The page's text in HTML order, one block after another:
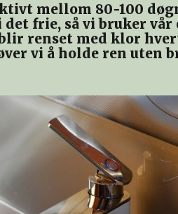
mellom 80-100
frie, så vi bruker vår
renset med klor
vi å holde ren uten